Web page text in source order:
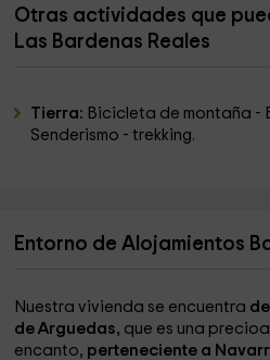
Otras actividades que
Las Bardenas Reales
Tierra: Bicicleta de montaña -
Senderismo - trekking.
Entorno de Alojamientos
Nuestra vivienda se encuentra
de Arguedas, que es una
encanto, perteneciente a